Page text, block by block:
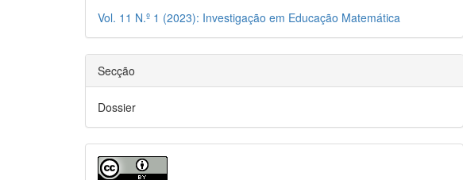
Vol. 11 N.º 1 (2023): Investigação em Educação Matemática
Secção
Dossier